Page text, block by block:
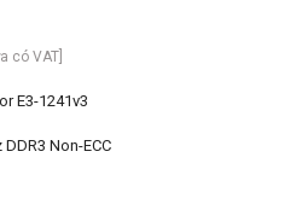
có VAT]
E3-1241v3
Non-ECC